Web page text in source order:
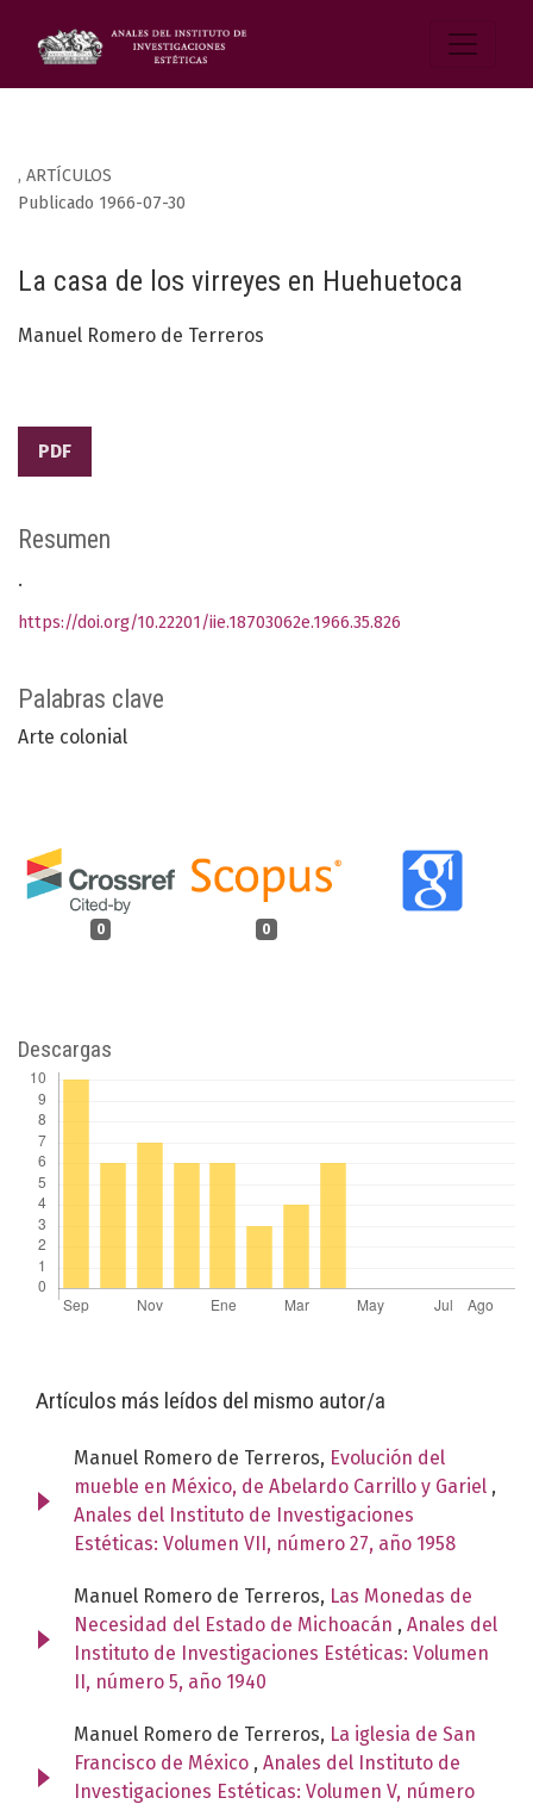
, ARTÍCULOS
La casa de los virreyes en Huehuetoca
Publicado 1966-07-30
Manuel Romero de Terreros
PDF
Palabras clave
Arte colonial
0 0
Resumen
.
https://doi.org/10.22201/iie.18703062e.1966.35.826
Descargas
Artículos más leídos del mismo autor/a
Manuel Romero de Terreros, Evolución del
mueble en México, de Abelardo Carrillo y Gariel ,
Anales del Instituto de Investigaciones
Estéticas: Volumen VII, número 27, año 1958
Manuel Romero de Terreros, Las Monedas de
Necesidad del Estado de Michoacán , Anales del
Instituto de Investigaciones Estéticas: Volumen
II, número 5, año 1940
Manuel Romero de Terreros, La iglesia de San
Francisco de México , Anales del Instituto de
Investigaciones Estéticas: Volumen V, número